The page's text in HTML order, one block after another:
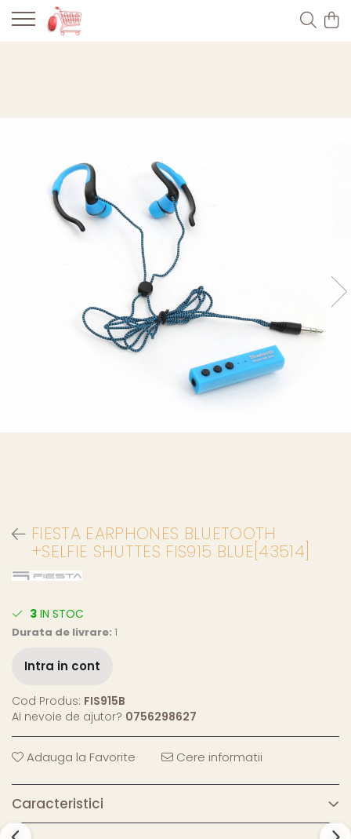
FIESTA EARPHONES BLUETOOTH
+SELFIE SHUTTES FIS915 BLUE[43514]
3 IN STOC
Durata de livrare: 1
Intra in cont
Cod Produs: FIS915B
Ai nevoie de ajutor? 0756298627
Adauga la Favorite Cere informatii
Caracteristici